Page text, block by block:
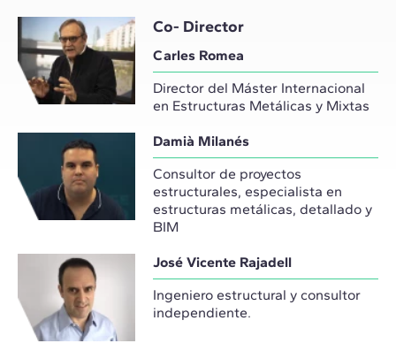
Co- Director
Carles Romea
Director del Máster Internacional
en Estructuras Metálicas y Mixtas
Damià Milanés
Consultor de proyectos
estructurales, especialista en
estructuras metálicas, detallado y
BIM
José Vicente Rajadell
Ingeniero estructural y consultor
independiente.